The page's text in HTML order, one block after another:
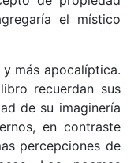
el místico
y más apocalíptica.
recuerdan sus
de su imaginería
en contraste
percepciones de